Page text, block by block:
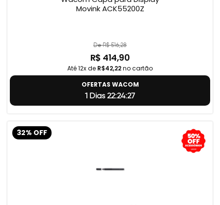
Movink ACK55200Z
De R$ 516,28
R$ 414,90
Até 12x de R$42,22no cartão
OFERTAS WACOM
1 Dias 22:24:26
32% OFF